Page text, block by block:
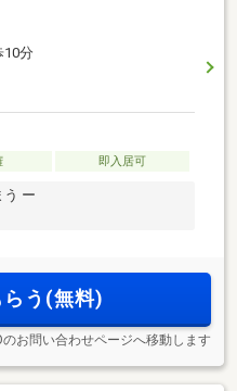
10分
即入居可
ー 3LDK × 限定2区画 × 白金に住まう ー
らう(無料)
のお問い合わせページへ移動します